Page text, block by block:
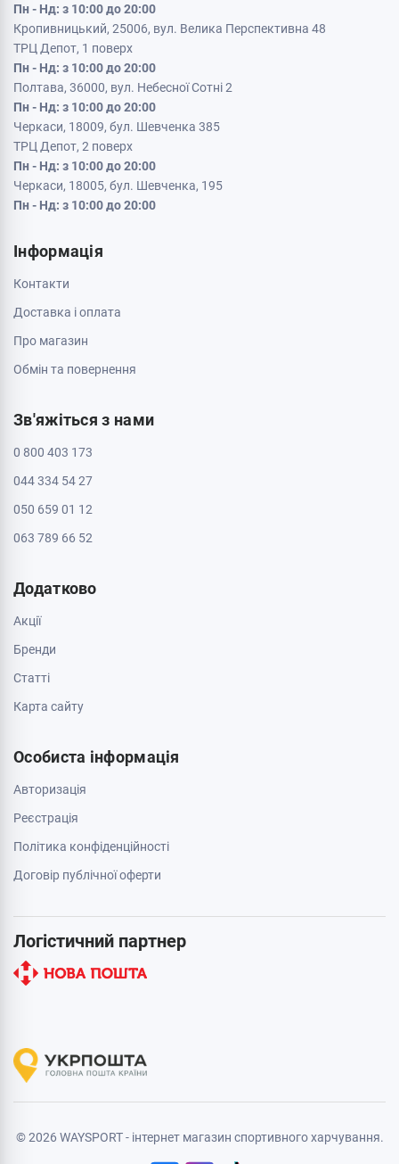
Пн - Нд: з 10:00 до 20:00
Кропивницький, 25006, вул. Велика Перспективна 48
ТРЦ Депот, 1 поверх
Пн - Нд: з 10:00 до 20:00
Полтава, 36000, вул. Небесної Сотні 2
Пн - Нд: з 10:00 до 20:00
Черкаси, 18009, бул. Шевченка 385
ТРЦ Депот, 2 поверх
Пн - Нд: з 10:00 до 20:00
Черкаси, 18005, бул. Шевченка, 195
Пн - Нд: з 10:00 до 20:00
Інформація
Контакти
Доставка і оплата
Про магазин
Обмін та повернення
Зв'яжіться з нами
0 800 403 173
044 334 54 27
050 659 01 12
063 789 66 52
Додатково
Акції
Бренди
Cтатті
Карта сайту
Особиста інформація
Авторизація
Реєстрація
Політика конфіденційності
Договір публічної оферти
Логістичний партнер
© 2026 WAYSPORT - інтернет магазин спортивного харчування.